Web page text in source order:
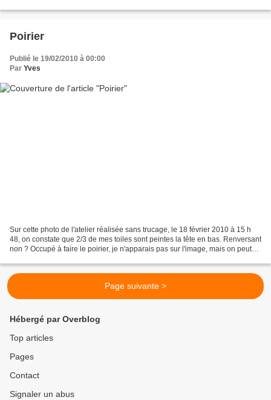
Poirier
Publié le 19/02/2010 à 00:00
Par Yves
Sur cette photo de l'atelier réalisée sans trucage, le 18 février 2010 à 15 h
48, on constate que 2/3 de mes toiles sont peintes la tête en bas. Renversant
non ? Occupé à faire le poirier, je n'apparais pas sur l'image, mais on peut
Page suivante >
Hébergé par Overblog
Top articles
Pages
Contact
Signaler un abus